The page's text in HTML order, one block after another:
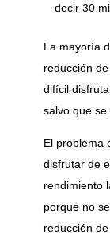
decir 30
La mayoría
reducción
difícil
salvo que se
El problema
disfrutar de
rendimiento
porque no
reducción